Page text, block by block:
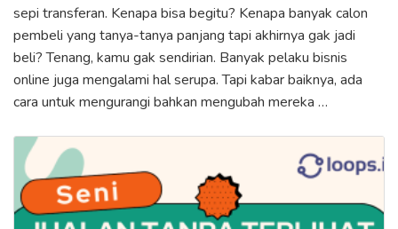
sepi transferan. Kenapa bisa begitu? Kenapa banyak calon
pembeli yang tanya-tanya panjang tapi akhirnya gak jadi
beli? Tenang, kamu gak sendirian. Banyak pelaku bisnis
online juga mengalami hal serupa. Tapi kabar baiknya, ada
cara untuk mengurangi bahkan mengubah mereka …